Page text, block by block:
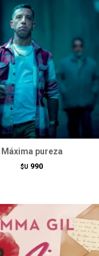
Máxima pureza
$U 990